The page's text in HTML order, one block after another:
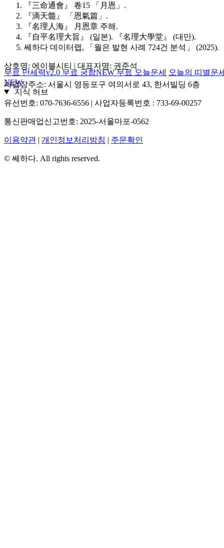
무료 만세력v2.0 무료 궁합NEW 무료 오늘운세
오늘의 띠별운
NEW
지식 허브
『三命通會』 卷15 「月恩」.
『滴天髓』 「恩氣篇」.
『名理人海』 月恩章 주해.
『自平名理大旨』 (일본). 『名理大學堂』 (대만).
쎄하다 데이터랩, 「월은 발현 사례 724건 분석」 (2025).
상호명: 에이블시티 | 대표자명: 권준석
사업장주소: 서울시 영등포구 여의서로 43, 한서빌딩 6층
유선번호: 070‑7636‑6556 | 사업자등록번호 : 733‑69‑00257
통신판매업신고번호: 2025‑서울마포‑0562
이용약관 | 개인정보처리방침 | 주문확인
© 쎄하다. All rights reserved.